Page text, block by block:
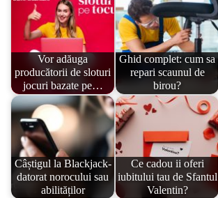
Vor adăuga
producătorii de sloturi
jocuri bazate pe…
Ghid complet: cum sa
repari scaunul de
birou?
Câștigul la Blackjack-
datorat norocului sau
abilităților
Ce cadou ii oferi
iubitului tau de Sfantul
Valentin?